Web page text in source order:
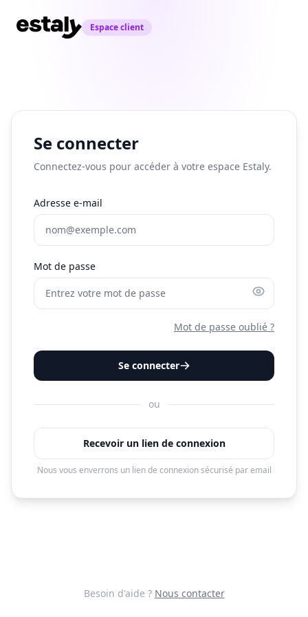
Espace client
Se connecter
Connectez-vous pour accéder à votre espace Estaly.
Adresse e-mail
Mot de passe
Mot de passe oublié ?
Se connecter
ou
Recevoir un lien de connexion
Nous vous enverrons un lien de connexion sécurisé par email
Besoin d'aide ? Nous contacter